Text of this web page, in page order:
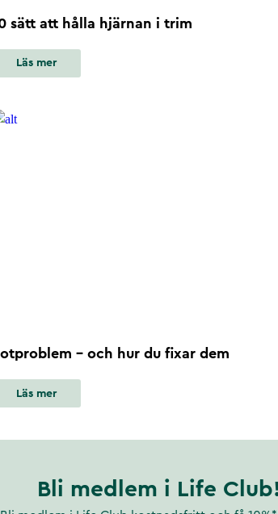
sätt att hålla hjärnan i trim
Läs mer
- och hur du fixar dem
Läs mer
Bli medlem i Life